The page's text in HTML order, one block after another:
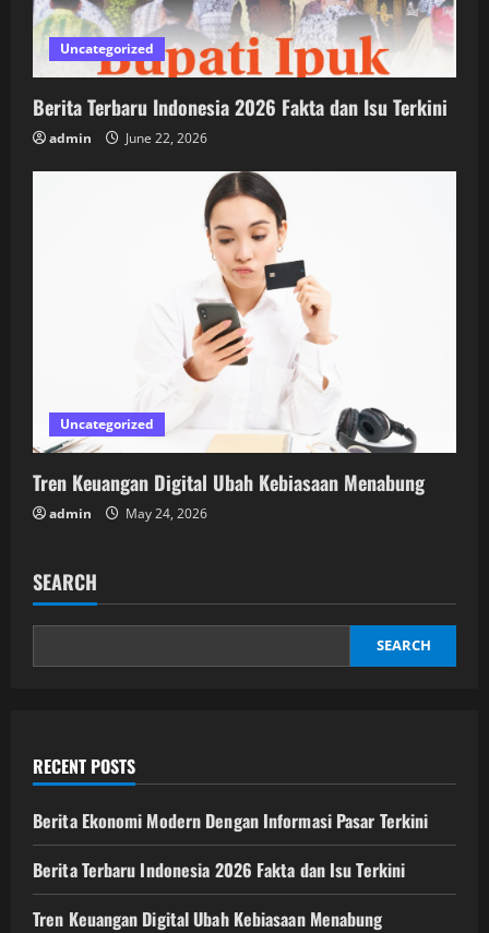
Uncategorized
Berita Terbaru Indonesia 2026 Fakta dan Isu Terkini
admin June 22, 2026
Uncategorized
Tren Keuangan Digital Ubah Kebiasaan Menabung
admin May 24, 2026
SEARCH
SEARCH
RECENT POSTS
Berita Ekonomi Modern Dengan Informasi Pasar Terkini
Berita Terbaru Indonesia 2026 Fakta dan Isu Terkini
Tren Keuangan Digital Ubah Kebiasaan Menabung